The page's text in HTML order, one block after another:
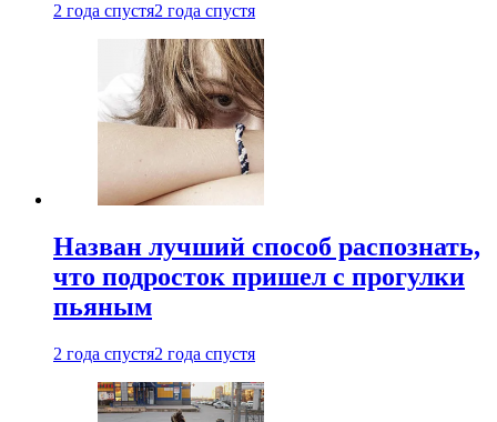
2 года спустя2 года спустя
Назван лучший способ распознать,
что подросток пришел с прогулки
пьяным
2 года спустя2 года спустя